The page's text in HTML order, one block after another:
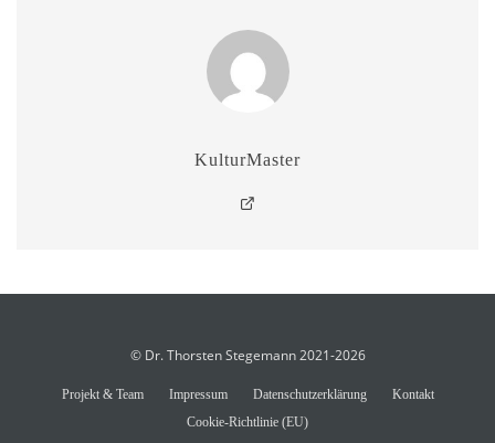
KulturMaster
© Dr. Thorsten Stegemann 2021-2026
Projekt & Team Impressum Datenschutzerklärung
Kontakt
Cookie-Richtlinie (EU)